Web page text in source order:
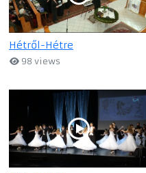
Hétről-Hétre
98 views